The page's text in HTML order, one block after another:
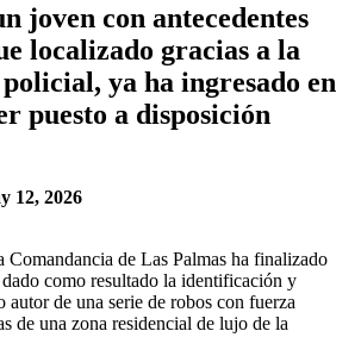
joven con antecedentes
localizado gracias a la
ya ha ingresado en
puesto a disposición
12, 2026
de Las Palmas ha finalizado
como resultado la identificación y
autor de una serie de robos con fuerza
de una zona residencial de lujo de la